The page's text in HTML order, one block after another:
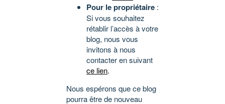
Pour le propriétaire :
Si vous souhaitez
rétablir l’accès à votre
blog, nous vous
invitons à nous
contacter en suivant
ce lien.
Nous espérons que ce blog
pourra être de nouveau